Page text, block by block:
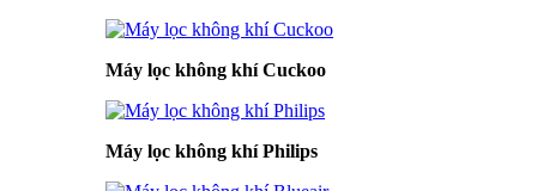
Máy lọc không khí Cuckoo
Máy lọc không khí Philips